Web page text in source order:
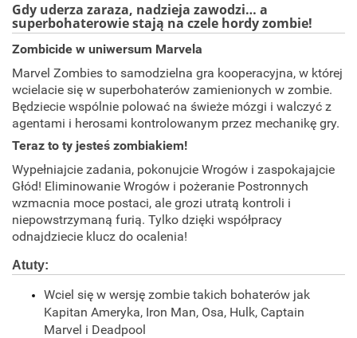
Gdy uderza zaraza, nadzieja zawodzi… a
superbohaterowie stają na czele hordy zombie!
Zombicide w uniwersum Marvela
Marvel Zombies to samodzielna gra kooperacyjna, w której
wcielacie się w superbohaterów zamienionych w zombie.
Będziecie wspólnie polować na świeże mózgi i walczyć z
agentami i herosami kontrolowanym przez mechanikę gry.
Teraz to ty jesteś zombiakiem!
Wypełniajcie zadania, pokonujcie Wrogów i zaspokajajcie
Głód! Eliminowanie Wrogów i pożeranie Postronnych
wzmacnia moce postaci, ale grozi utratą kontroli i
niepowstrzymaną furią. Tylko dzięki współpracy
odnajdziecie klucz do ocalenia!
Atuty:
Wciel się w wersję zombie takich bohaterów jak
Kapitan Ameryka, Iron Man, Osa, Hulk, Captain
Marvel i Deadpool